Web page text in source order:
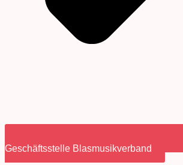
Geschäftsstelle Blasmusikverband